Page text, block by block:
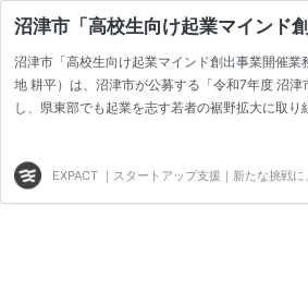
沼津市「高校生向け起業マインド
沼津市「高校生向け起業マインド創出事業開催
地 耕平）は、沼津市が公募する「令和7年度 沼
し、県東部でも起業を志す若者の裾野拡大に取
EXPACT ｜スタートアップ支援｜新たな挑戦